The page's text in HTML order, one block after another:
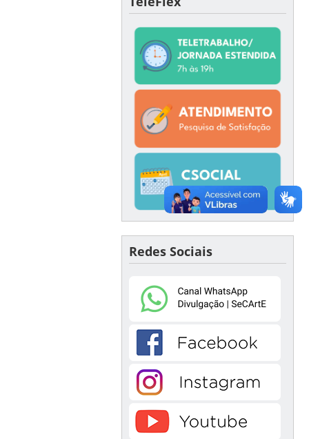
Redes Sociais